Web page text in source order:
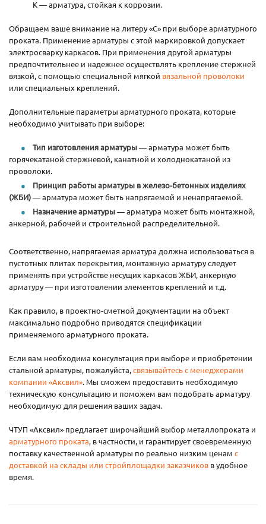
К — арматура, стойкая к коррозии.
Обращаем ваше внимание на литеру «С» при выборе арматурного
проката. Применение арматуры с этой маркировкой допускает
электросварку каркасов. При применения другой арматуры
предпочтительнее и надежнее осуществлять крепление стержней
вязкой, с помощью специальной мягкой вязальной проволоки
или специальных креплений.
Дополнительные параметры арматурного проката, которые
необходимо учитывать при выборе:
Тип изготовления арматуры— арматура может быть
горячекатаной стержневой, канатной и холоднокатаной из
проволоки.
Принцип работы арматуры в железо-бетонных изделиях
(ЖБИ)— арматура может быть напрягаемой и ненапрягаемой.
Назначение арматуры— арматура может быть монтажной,
анкерной, рабочей и строительной распределительной.
Соответственно, напрягаемая арматура должна использоваться в
пустотных плитах перекрытия, монтажную арматуру следует
применять при устройстве несущих каркасов ЖБИ, анкерную
арматуру — при изготовлении элементов креплений и т.д.
Как правило, в проектно-сметной документации на объект
максимально подробно приводятся спецификации
применяемого арматурного проката.
Если вам необходима консультация при выборе и приобретении
стальной арматуры, пожалуйста,связывайтесь с менеджерами
компании «Аксвил». Мы сможем предоставить необходимую
техническую консультацию и поможем вам подобрать арматуру
необходимую для решения ваших задач.
ЧТУП «Аксвил» предлагает широчайший выбор металлопроката и
арматурного проката, в частности, и гарантирует своевременную
поставку качественной арматуры по реально низким ценам с
доставкой на склады или стройплощадки заказчиков в удобное
время.